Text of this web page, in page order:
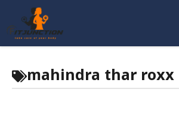
content
mahindra thar roxx